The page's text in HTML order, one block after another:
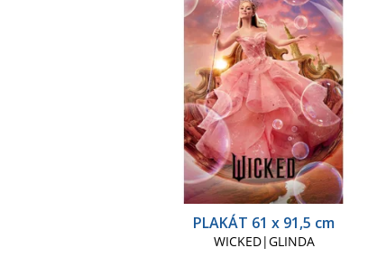
PLAKÁT 61 x 91,5 cm
WICKED|GLINDA